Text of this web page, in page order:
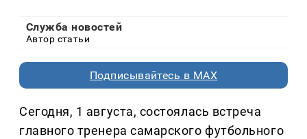
Служба новостей
Автор статьи
Подписывайтесь в MAX
Сегодня, 1 августа, состоялась встреча
главного тренера самарского футбольного